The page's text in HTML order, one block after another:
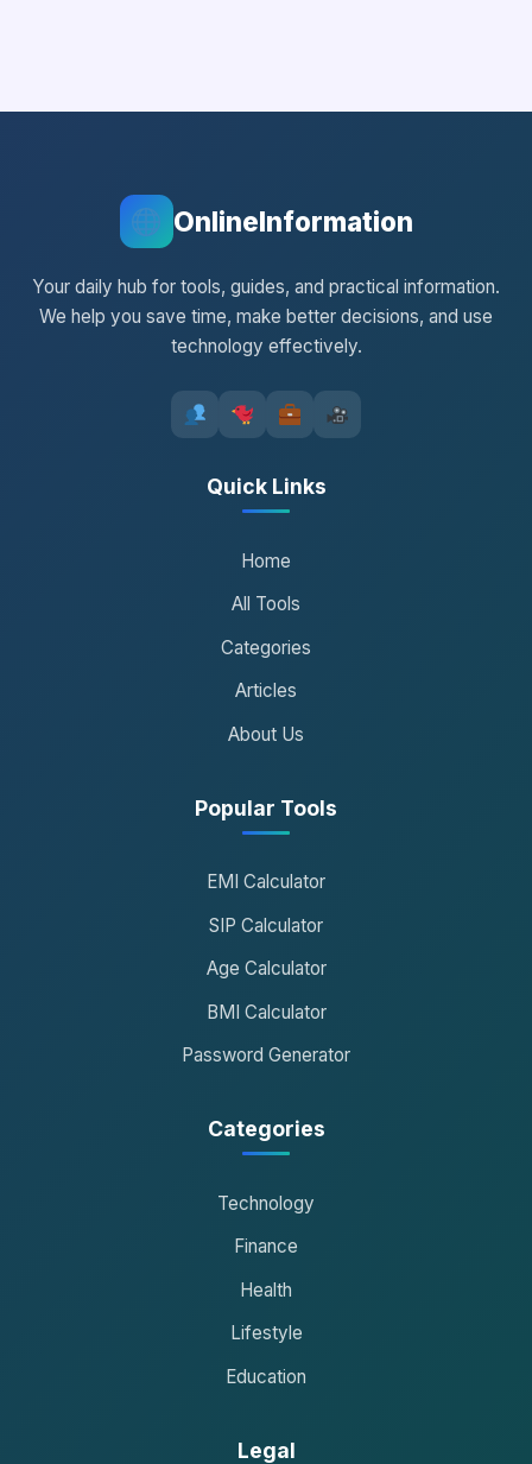
OnlineInformation
Your daily hub for tools, guides, and practical information.
We help you save time, make better decisions, and use
technology effectively.
Quick Links
Home
All Tools
Categories
Articles
About Us
Popular Tools
EMI Calculator
SIP Calculator
Age Calculator
BMI Calculator
Password Generator
Categories
Technology
Finance
Health
Lifestyle
Education
Legal